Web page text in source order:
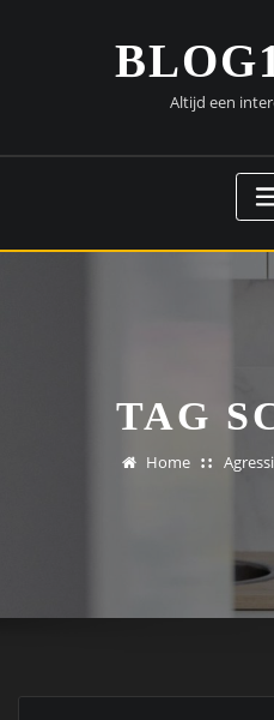
Altijd een
TAG
Home